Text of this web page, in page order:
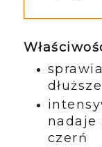
nadaje
czerń